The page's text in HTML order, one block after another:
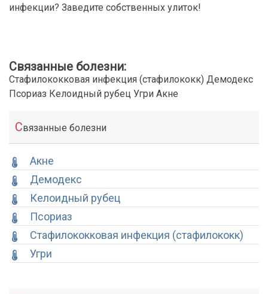
инфекции? Заведите собственных улиток!
Связанные болезни:
Стафилококковая инфекция (стафилококк) Демодекс
Псориаз Келоидный рубец Угри Акне
Связанные болезни
Акне
Демодекс
Келоидный рубец
Псориаз
Стафилококковая инфекция (стафилококк)
Угри